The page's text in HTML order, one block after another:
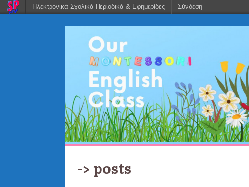
-> posts
Ηλεκτρονικά Σχολικά Περιοδικά & Εφημερίδες Σύνδεση